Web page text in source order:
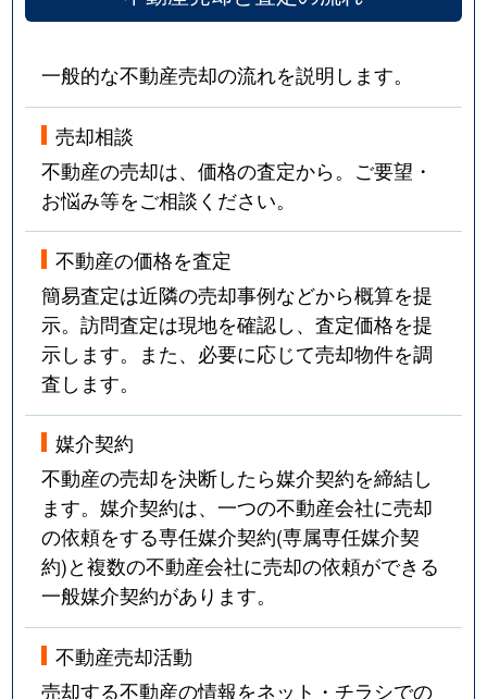
一般的な不動産売却の流れを説明します。
売却相談
不動産の売却は、価格の査定から。ご要望・
お悩み等をご相談ください。
不動産の価格を査定
簡易査定は近隣の売却事例などから概算を提
示。訪問査定は現地を確認し、査定価格を提
示します。また、必要に応じて売却物件を調
査します。
媒介契約
不動産の売却を決断したら媒介契約を締結し
ます。媒介契約は、一つの不動産会社に売却
の依頼をする専任媒介契約(専属専任媒介契
約)と複数の不動産会社に売却の依頼ができる
一般媒介契約があります。
不動産売却活動
売却する不動産の情報をネット・チラシでの